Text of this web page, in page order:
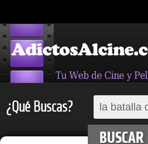
¿Qué Buscas?